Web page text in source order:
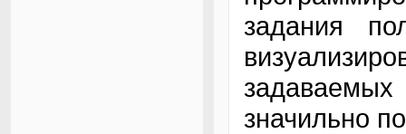
задания
значильно